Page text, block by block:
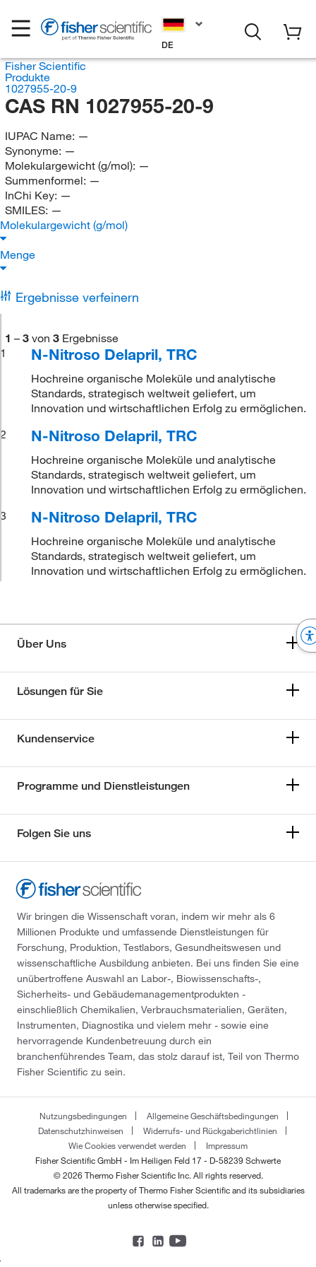
DE
Fisher Scientific
Produkte
1027955-20-9
CAS RN 1027955-20-9
IUPAC Name: —
Synonyme: —
Molekulargewicht (g/mol): —
Summenformel: —
InChi Key: —
SMILES: —
Molekulargewicht (g/mol)
Menge
Ergebnisse verfeinern
1 – 3 von 3 Ergebnisse
1
N-Nitroso Delapril, TRC
Hochreine organische Moleküle und analytische
Standards, strategisch weltweit geliefert, um
Innovation und wirtschaftlichen Erfolg zu ermöglichen.
2
N-Nitroso Delapril, TRC
Hochreine organische Moleküle und analytische
Standards, strategisch weltweit geliefert, um
Innovation und wirtschaftlichen Erfolg zu ermöglichen.
3
N-Nitroso Delapril, TRC
Hochreine organische Moleküle und analytische
Standards, strategisch weltweit geliefert, um
Innovation und wirtschaftlichen Erfolg zu ermöglichen.
Über Uns
Lösungen für Sie
Kundenservice
Programme und Dienstleistungen
Folgen Sie uns
Wir bringen die Wissenschaft voran, indem wir mehr als 6
Millionen Produkte und umfassende Dienstleistungen für
Forschung, Produktion, Testlabors, Gesundheitswesen und
wissenschaftliche Ausbildung anbieten. Bei uns finden Sie eine
unübertroffene Auswahl an Labor-, Biowissenschafts-,
Sicherheits- und Gebäudemanagementprodukten -
einschließlich Chemikalien, Verbrauchsmaterialien, Geräten,
Instrumenten, Diagnostika und vielem mehr - sowie eine
hervorragende Kundenbetreuung durch ein
branchenführendes Team, das stolz darauf ist, Teil von Thermo
Fisher Scientific zu sein.
Nutzungsbedingungen
Allgemeine Geschäftsbedingungen
Datenschutzhinweisen
Widerrufs- und Rückgaberichtlinien
Wie Cookies verwendet werden
Impressum
Fisher Scientific GmbH - Im Heiligen Feld 17 - D-58239 Schwerte
© 2026 Thermo Fisher Scientific Inc. All rights reserved.
All trademarks are the property of Thermo Fisher Scientific and its subsidiaries
unless otherwise specified.